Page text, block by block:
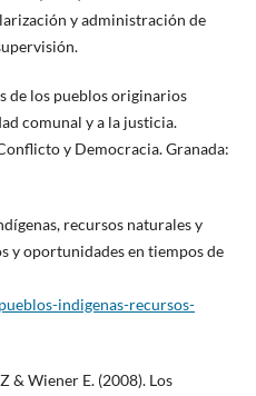
y administración de
de los pueblos originarios
comunal y a la justicia.
y Democracia. Granada:
recursos naturales y
y oportunidades en tiempos de
indigenas-recursos-
& Wiener E. (2008). Los